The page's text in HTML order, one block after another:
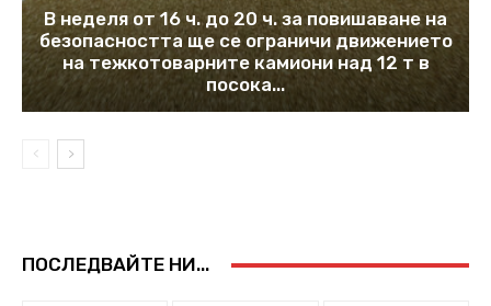
В неделя от 16 ч. до 20 ч. за повишаване на
безопасността ще се ограничи движението
на тежкотоварните камиони над 12 т в
посока...
ПОСЛЕДВАЙТЕ НИ...